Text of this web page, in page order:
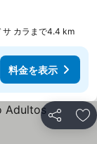
サ カラまで4.4 km
料金を表示
シェア お